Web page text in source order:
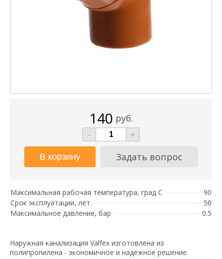
140 руб.
-
+
Задать вопрос
Максимальная рабочая температура, град С
90
Срок эксплуатации, лет
50
Максимальное давление, бар
0.5
Наружная канализация Valfex изготовлена из
полипропилена - экономичное и надёжное решение.